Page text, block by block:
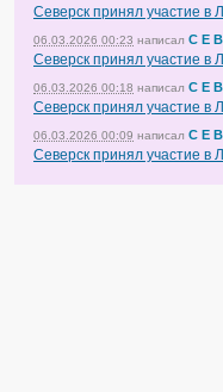
Северск принял участие в
06.03.2026 00:23 написал С Е
Северск принял участие в
06.03.2026 00:18 написал С Е
Северск принял участие в
06.03.2026 00:09 написал С Е
Северск принял участие в